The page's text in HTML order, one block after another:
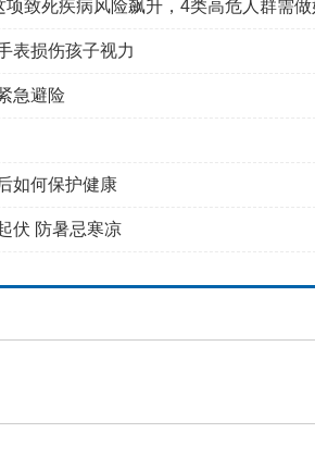
项致死疾病风险飙升，4类高危人群需
表损伤孩子视力
急避险
如何保护健康
伏 防暑忌寒凉